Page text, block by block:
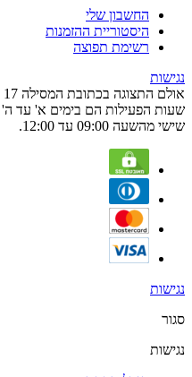
החשבון שלי
היסטוריית ההזמנות
רשימת תפוצה
נגישות
שישי מהשעה 09:00 עד 12:00.
נגישות
סגור
נגישות